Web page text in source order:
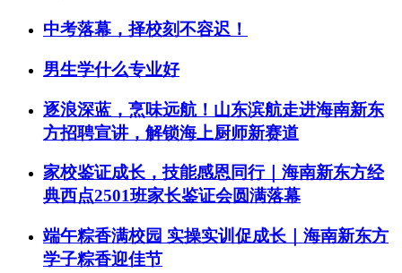
中考落幕，择校刻不容迟！
男生学什么专业好
逐浪深蓝，烹味远航！山东滨航走进海南新东
方招聘宣讲，解锁海上厨师新赛道
家校鉴证成长，技能感恩同行｜海南新东方经
典西点2501班家长鉴证会圆满落幕
端午粽香满校园 实操实训促成长｜海南新东方
学子粽香迎佳节